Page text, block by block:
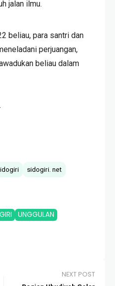
jalan ilmu.
beliau, para santri dan
perjuangan,
beliau dalam
sidogiri. net
UNGGULAN
NEXT POST